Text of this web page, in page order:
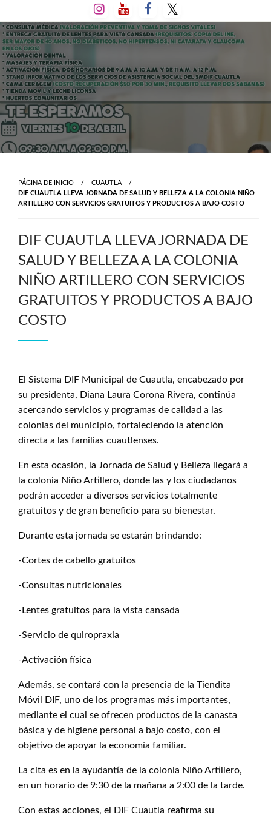
al
contenido
PÁGINA DE INICIO
CUAUTLA
DIF CUAUTLA LLEVA JORNADA DE SALUD Y BELLEZA A LA COLONIA NIÑO
ARTILLERO CON SERVICIOS GRATUITOS Y PRODUCTOS A BAJO COSTO
DIF CUAUTLA LLEVA JORNADA DE
SALUD Y BELLEZA A LA COLONIA
NIÑO ARTILLERO CON SERVICIOS
GRATUITOS Y PRODUCTOS A BAJO
COSTO
El Sistema DIF Municipal de Cuautla, encabezado por
su presidenta, Diana Laura Corona Rivera, continúa
acercando servicios y programas de calidad a las
colonias del municipio, fortaleciendo la atención
directa a las familias cuautlenses.
En esta ocasión, la Jornada de Salud y Belleza llegará a
la colonia Niño Artillero, donde las y los ciudadanos
podrán acceder a diversos servicios totalmente
gratuitos y de gran beneficio para su bienestar.
Durante esta jornada se estarán brindando:
-Cortes de cabello gratuitos
-Consultas nutricionales
-Lentes gratuitos para la vista cansada
-Servicio de quiropraxia
-Activación física
Además, se contará con la presencia de la Tiendita
Móvil DIF, uno de los programas más importantes,
mediante el cual se ofrecen productos de la canasta
básica y de higiene personal a bajo costo, con el
objetivo de apoyar la economía familiar.
La cita es en la ayudantía de la colonia Niño Artillero,
en un horario de 9:30 de la mañana a 2:00 de la tarde.
Con estas acciones, el DIF Cuautla reafirma su